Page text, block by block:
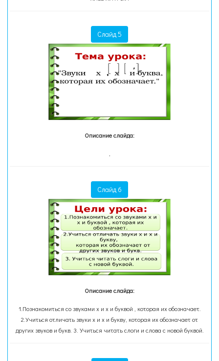
Слайд 5
Описание слайда:
Слайд 6
Описание слайда:
1.Познакомиться со звуками х и х и буквой , которая их обозначает.
2.Учиться отличать звуки х и х и букву, которая их обозначает от
других звуков и букв. 3. Учиться читать слоги и слова с новой буквой.